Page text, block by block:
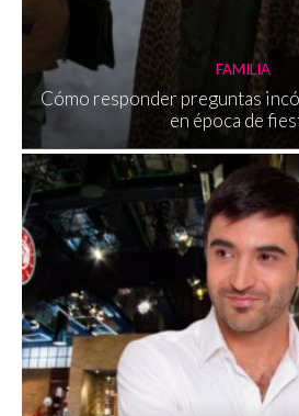
FAMILIA
Cómo responder preguntas
en época de